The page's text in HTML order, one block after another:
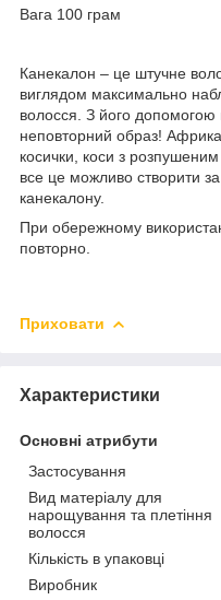
Вага 100 грам
Канекалон – це штучне
виглядом максимально
волосся. З його допомогою
неповторний образ!
косички, коси з
все це можливо створити
канекалону.
При обережному
повторно.
Приховати
Характеристики
Основні атрибути
Застосування
Вид матеріалу для
нарощування та плетіння
волосся
Кількість в упаковці
Виробник